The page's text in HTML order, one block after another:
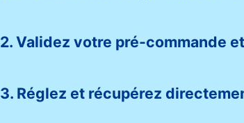
2. Validez votre pré-commande
3. Réglez et récupérez